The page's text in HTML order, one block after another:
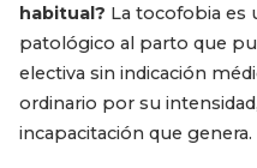
habitual? La tocofobia es
patológico al parto que
electiva sin indicación
ordinario por su
incapacitación que genera.